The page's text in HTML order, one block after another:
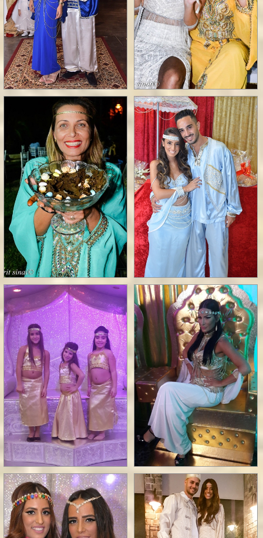
תלבושות לחינה - גלריה 2 >>
לילות מרקש|הפקת אירועים וטקסי חינה
מושב מצליח, הוותיקים 49 | טל. 050-7707246
חינה|חינות|חינה מרוקאית| טקס
תלבושות לחינה|חינה במרכז| הפקת
מימונה מרוקאית |הפקת חינה ביתית טקס
חינה ביתית|חינה טריפוליטאית